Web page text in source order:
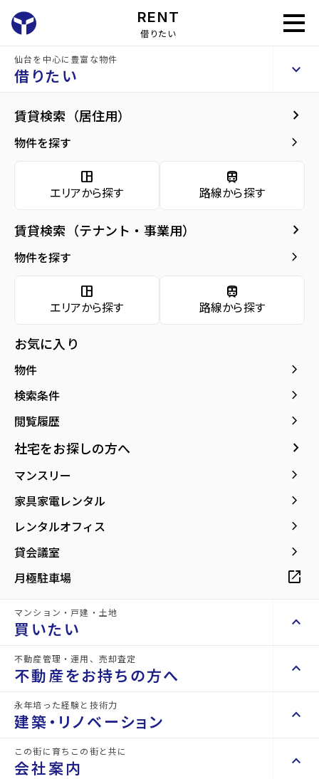
RENT
借りたい
仙台を中心に豊富な物件
借りたい keyboard_arrow_up
賃貸検索（居住用） keyboard_arrow_right
物件を探す keyboard_arrow_right
space_dashboard
エリアから探す
train
路線から探す
賃貸検索（テナント・事業用） keyboard_arrow_right
物件を探す keyboard_arrow_right
space_dashboard
エリアから探す
train
路線から探す
お気に入り
物件 keyboard_arrow_right
検索条件 keyboard_arrow_right
閲覧履歴 keyboard_arrow_right
社宅をお探しの方へ keyboard_arrow_right
マンスリー keyboard_arrow_right
家具家電レンタル keyboard_arrow_right
レンタルオフィス keyboard_arrow_right
貸会議室 keyboard_arrow_right
月極駐車場 open_in_new
マンション・戸建・土地
買いたい keyboard_arrow_up
不動産を買いたい方へ keyboard_arrow_right
space_dashboard
エリアから探す
不動産管理・運用、売却査定
不動産をお持ちの方へ keyboard_arrow_up
不動産をお持ちの方へ keyboard_arrow_right
山一地所の賃貸管理
永年培った経験と技術力
建築・リノベーション keyboard_arrow_up
建築・リノベーション keyboard_arrow_right
この街に育ちこの街と共に
会社案内 keyboard_arrow_up
賃貸マンション GRANDIA卸町
建物概要
現在募集中の物件arrow_forward
arrow_forward
地図・周辺環境 arrow_forward
GRANDIA卸町 7階
管理費・共益費
間取り
アクセス
所在地
location_on グーグルマップでみる
築年月
【卸町駅徒歩1分！お買い物便利、車移動
も快適な駅前生活】
詳細情報 details
物件名 GRANDIA卸町
所在地 宮城県仙台市若林区大和町5丁目